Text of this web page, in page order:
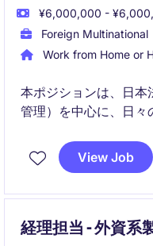
¥6,000,000 -
Foreign Multinational
Work from Home or
本ポジションは、日本
管理）を中心に、日々
ら、SAP導入プロジ
ある役割です。
View Job
経理担当 - 外資系